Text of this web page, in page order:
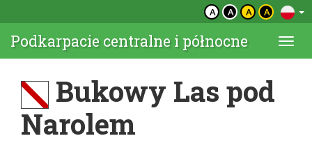
A A A A
Podkarpacie centralne i północne
Bukowy Las pod
Narolem